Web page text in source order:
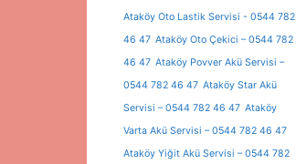
Ataköy Oto Lastik Servisi - 0544 782
46 47 Ataköy Oto Çekici – 0544 782
46 47 Ataköy Povver Akü Servisi –
0544 782 46 47 Ataköy Star Akü
Servisi – 0544 782 46 47 Ataköy
Varta Akü Servisi – 0544 782 46 47
Ataköy Yiğit Akü Servisi – 0544 782